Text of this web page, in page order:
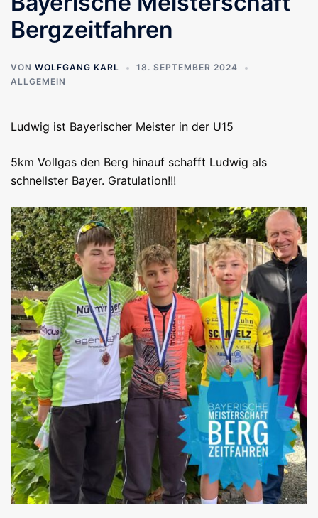
Bergzeitfahren
VON WOLFGANG KARL
18. SEPTEMBER 2024
ALLGEMEIN
Ludwig ist Bayerischer Meister in der U15
5km Vollgas den Berg hinauf schafft Ludwig als
schnellster Bayer. Gratulation!!!